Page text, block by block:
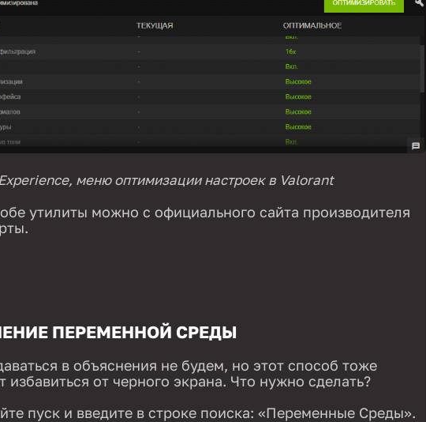
меню оптимизации настроек в Valorant
утилиты можно с официального сайта производителя
ПЕРЕМЕННОЙ СРЕДЫ
в объяснения не будем, но этот способ тоже
избавиться от черного экрана. Что нужно сделать?
пуск и введите в строке поиска: «Переменные Среды».